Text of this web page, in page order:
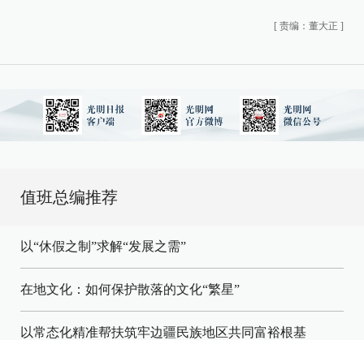
[ 责编：董大正 ]
值班总编推荐
以“休假之制”求解“发展之需”
在地文化：如何保护散落的文化“繁星”
以常态化精准帮扶筑牢边疆民族地区共同富裕根基